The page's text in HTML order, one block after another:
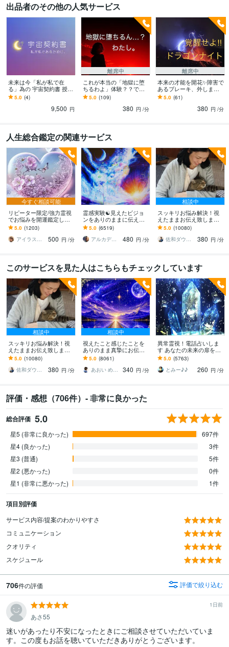
出品者のその他の人気サービス
未来は今「私が私で在
る」為の 宇宙契約書 授け
ます ✨才能は、もともと
持ってる。ただ思い出す
5.0 (4)
9,500 円
離席中
これが本当の「地獄に堕
ちるわよ」体験？？でき
ます ✨いつまで「占いジ
プシー」続ければいい
の？？なあなたへ
5.0 (109)
380 円 /分
離席中
本来の才能を開花✨障害で
あるブレーキ、外します
✨ついつい戦って頑張って
しまうあなたのポジショ
5.0 (61)
380 円 /分
人生総合鑑定の関連サービス
今すぐ相談可能
リピーター限定/強力霊視
でお悩みを開運鑑定しま
す 本気のお悩みに本気で
鑑定！オールジャンルOK
5.0 (1203)
アイラス♡Plus
500 円 /分
霊感実験☯️見えたビジョ
ンをありのままに伝えま
す ♦️霊感✨気の流れ☘️タロ
ット 見えた映像を具体
的に伝えます
5.0 (6519)
アルカディア
480 円 /分
相談中
スッキリお悩み解決！視
えたままお伝え致します
恋愛、結婚、人間関係、
仕事、人生、ペットの気
持ち等◎祈願付き
5.0 (10080)
佐和ダウジング＆スピリットメンター
380 円 /分
このサービスを見た人はこちらもチェックしています
相談中
スッキリお悩み解決！視
えたままお伝え致します
恋愛、結婚、人間関係、
仕事、人生、ペットの気
持ち等◎祈願付き
5.0 (10080)
佐和ダウジング＆スピリットメンター
380 円 /分
相談中
視えたこと感じたことを
ありのまま真摯にお伝え
します 現実とスピリチュ
アルを繋ぐ鑑定であなた
の心に寄り添います
5.0 (8061)
あおい めぐみ✴︎魂の声伝達屋さん
340 円 /分
異常霊視！電話占いしま
す あなたの未来の扉を開
けます(^^)
5.0 (5763)
とみー♪♪
260 円 /分
評価・感想（706件）- 非常に良かった
総合評価 5.0
星5 (非常に良かった)
697件
星4 (良かった)
3件
星3 (普通)
5件
星2 (悪かった)
0件
星1 (非常に悪かった)
1件
項目別評価
サービス内容/提案のわかりやすさ
コミュニケーション
クオリティ
スケジュール
706件の評価 評価で絞り込む
1日前
あさ55
迷いがあったり不安になったときにご相談させていただいていま
す。この度もお話を聴いていただきありがとうございます。